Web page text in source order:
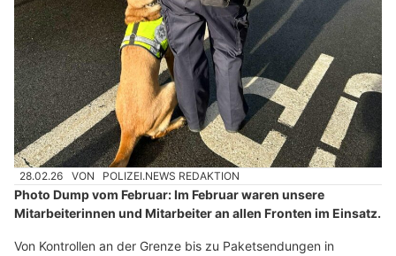
28.02.26 VON POLIZEI.NEWS REDAKTION
Photo Dump vom Februar: Im Februar waren unsere
Mitarbeiterinnen und Mitarbeiter an allen Fronten im Einsatz.
Von Kontrollen an der Grenze bis zu Paketsendungen in